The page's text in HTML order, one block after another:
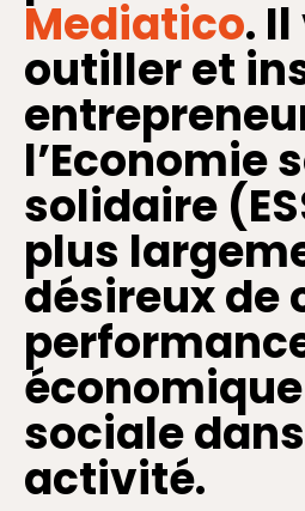
Mediatico.
outiller et
l’Economie
solidaire
plus
désireux de
sociale
activité.